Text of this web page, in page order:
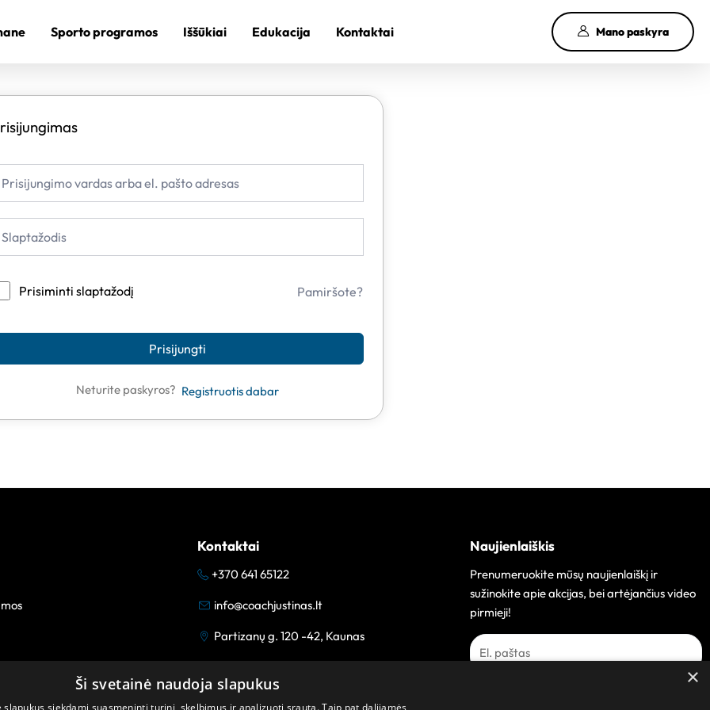
Sporto programos Iššūkiai Edukacija Kontaktai Mano paskyra
Prisiminti slaptažodį Pamiršote?
Prisijungti
Neturite paskyros? Registruotis dabar
Kontaktai
+370 641 65122
info@coachjustinas.lt
Partizanų g. 120 -42, Kaunas
Naujienlaiškis
Prenumeruokite mūsų naujienlaiškį ir
sužinokite apie akcijas, bei artėjančius video
pirmieji!
×
Ši svetainė naudoja slapukus
slapukus siekdami suasmeninti turinį, skelbimus ir analizuoti srautą. Taip pat dalijamės